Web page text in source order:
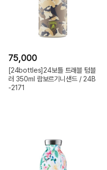
75,000
[24bottles]24보틀 트래블 텀블
러 350ml 람보르기니샌드 / 24B
-2171